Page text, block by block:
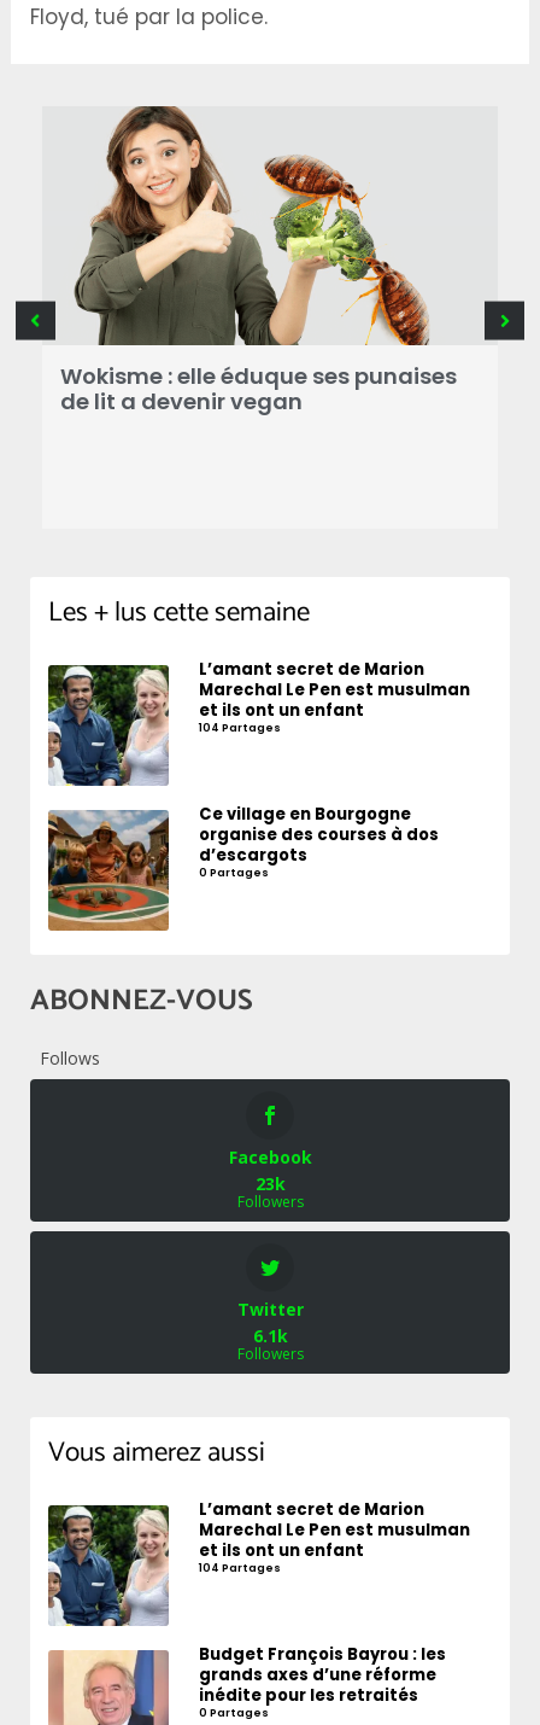
Floyd, tué par la police.
Wokisme : elle éduque ses punaises
de lit a devenir vegan
Les + lus cette semaine
L’amant secret de Marion
Marechal Le Pen est musulman
et ils ont un enfant
104 Partages
Ce village en Bourgogne
organise des courses à dos
d’escargots
0 Partages
ABONNEZ-VOUS
Follows
Facebook
23k
Followers
Twitter
6.1k
Followers
Vous aimerez aussi
L’amant secret de Marion
Marechal Le Pen est musulman
et ils ont un enfant
104 Partages
Budget François Bayrou : les
grands axes d’une réforme
inédite pour les retraités
0 Partages